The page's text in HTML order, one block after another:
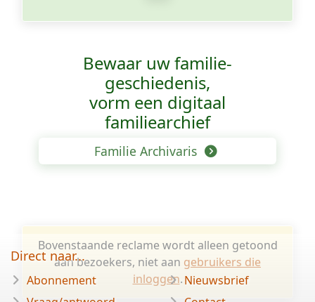
Bewaar uw familie­
geschiedenis,
vorm een digitaal
familiearchief
Familie Archivaris
Bovenstaande reclame wordt alleen getoond
aan bezoekers, niet aan gebruikers die
inloggen.
Direct naar...
Abonnement
Nieuwsbrief